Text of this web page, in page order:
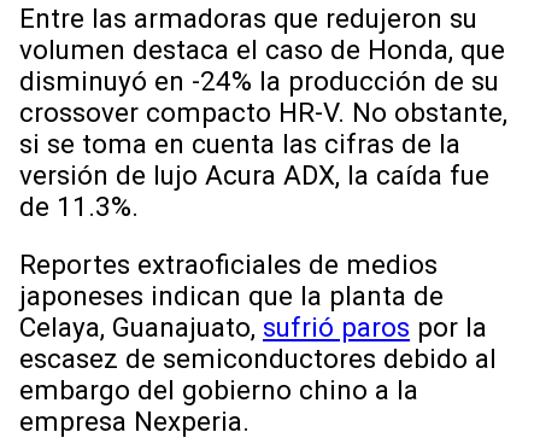
Entre las armadoras que redujeron su
volumen destaca el caso de Honda, que
disminuyó en -24% la producción de su
crossover compacto HR-V. No obstante,
si se toma en cuenta las cifras de la
versión de lujo Acura ADX, la caída fue
de 11.3%.
Reportes extraoficiales de medios
japoneses indican que la planta de
Celaya, Guanajuato, sufrió paros por la
escasez de semiconductores debido al
embargo del gobierno chino a la
empresa Nexperia.